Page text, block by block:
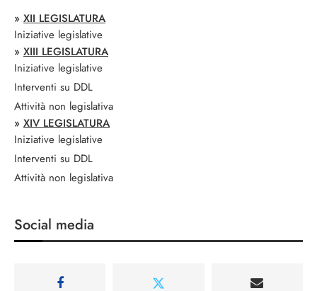
» XII LEGISLATURA
Iniziative legislative
» XIII LEGISLATURA
Iniziative legislative
Interventi su DDL
Attività non legislativa
» XIV LEGISLATURA
Iniziative legislative
Interventi su DDL
Attività non legislativa
Social media